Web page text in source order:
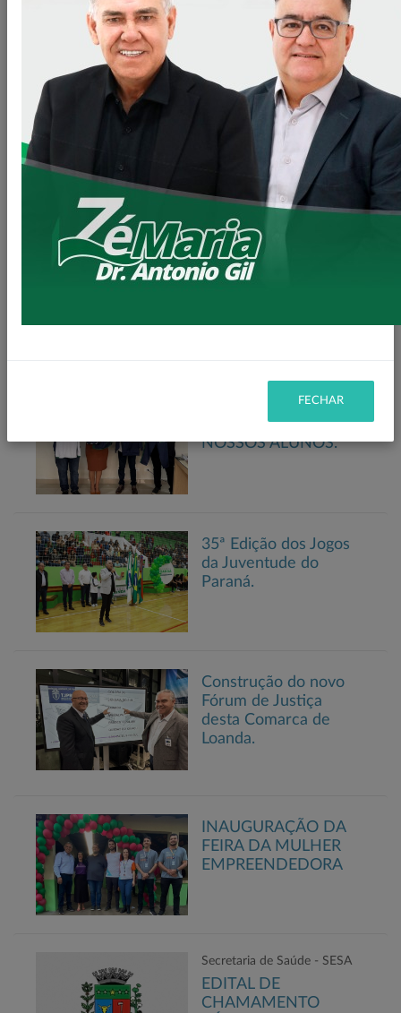
BUSCAR
(40) notícia(s) encontrada(s).
ATENÇÃO BAIRRO
DO TAQUARA.
INICIADO MAIS UM
ESCOLARES PARA
NOSSOS ALUNOS.
35ª Edição dos Jogos
da Juventude do
Paraná.
Construção do novo
Fórum de Justiça
desta Comarca de
Loanda.
INAUGURAÇÃO DA
FEIRA DA MULHER
EMPREENDEDORA
Secretaria de Saúde - SESA
EDITAL DE
CHAMAMENTO
FECHAR